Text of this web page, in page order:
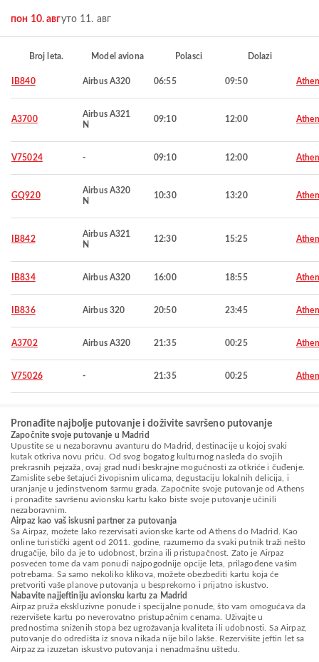
пон 10. авгуто 11. авг
Broj leta. Model aviona Polasci Dolazi
IB840 Airbus A320 06:55 09:50
A3700
Airbus A321
N
09:10 12:00
V75024 - 09:10 12:00
GQ920
Airbus A320
N
10:30 13:20
IB842
Airbus A321
N
12:30 15:25
IB834 Airbus A320 16:00 18:55
IB836 Airbus 320 20:50 23:45
A3702 Airbus A320 21:35 00:25
V75026 - 21:35 00:25
Pronađite najbolje putovanje i doživite savršeno putovanje
Započnite svoje putovanje u Madrid
Upustite se u nezaboravnu avanturu do Madrid, destinacije u kojoj svaki
kutak otkriva novu priču. Od svog bogatog kulturnog nasleđa do svojih
prekrasnih pejzaža, ovaj grad nudi beskrajne mogućnosti za otkriće i čuđenje.
Zamislite sebe šetajući živopisnim ulicama, degustaciju lokalnih delicija, i
uranjanje u jedinstvenom šarmu grada. Započnite svoje putovanje od Athens
i pronađite savršenu avionsku kartu kako biste svoje putovanje učinili
nezaboravnim.
Airpaz kao vaš iskusni partner za putovanja
Sa Airpaz, možete lako rezervisati avionske karte od Athens do Madrid. Kao
online turistički agent od 2011. godine, razumemo da svaki putnik traži nešto
drugačije, bilo da je to udobnost, brzina ili pristupačnost. Zato je Airpaz
posvećen tome da vam ponudi najpogodnije opcije leta, prilagođene vašim
potrebama. Sa samo nekoliko klikova, možete obezbediti kartu koja će
pretvoriti vaše planove putovanja u besprekorno i prijatno iskustvo.
Nabavite najjeftiniju avionsku kartu za Madrid
Airpaz pruža ekskluzivne ponude i specijalne ponude, što vam omogućava da
rezervišete kartu po neverovatno pristupačnim cenama. Uživajte u
prednostima sniženih stopa bez ugrožavanja kvaliteta ili udobnosti. Sa Airpaz,
putovanje do odredišta iz snova nikada nije bilo lakše. Rezervišite jeftin let sa
Airpaz za izuzetan iskustvo putovanja i nenadmašnu uštedu.